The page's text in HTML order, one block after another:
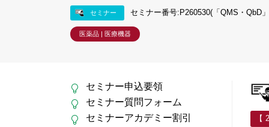
セミナー セミナー番号:P260530(「QMS・QbD
医薬品 | 医療機器
【
セミナー申込要領
セミナー質問フォーム
セミナーアカデミー割引